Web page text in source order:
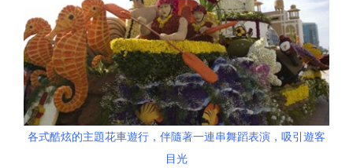
各式酷炫的主題花車遊行，伴隨著一連串舞蹈表演，吸引遊客
目光